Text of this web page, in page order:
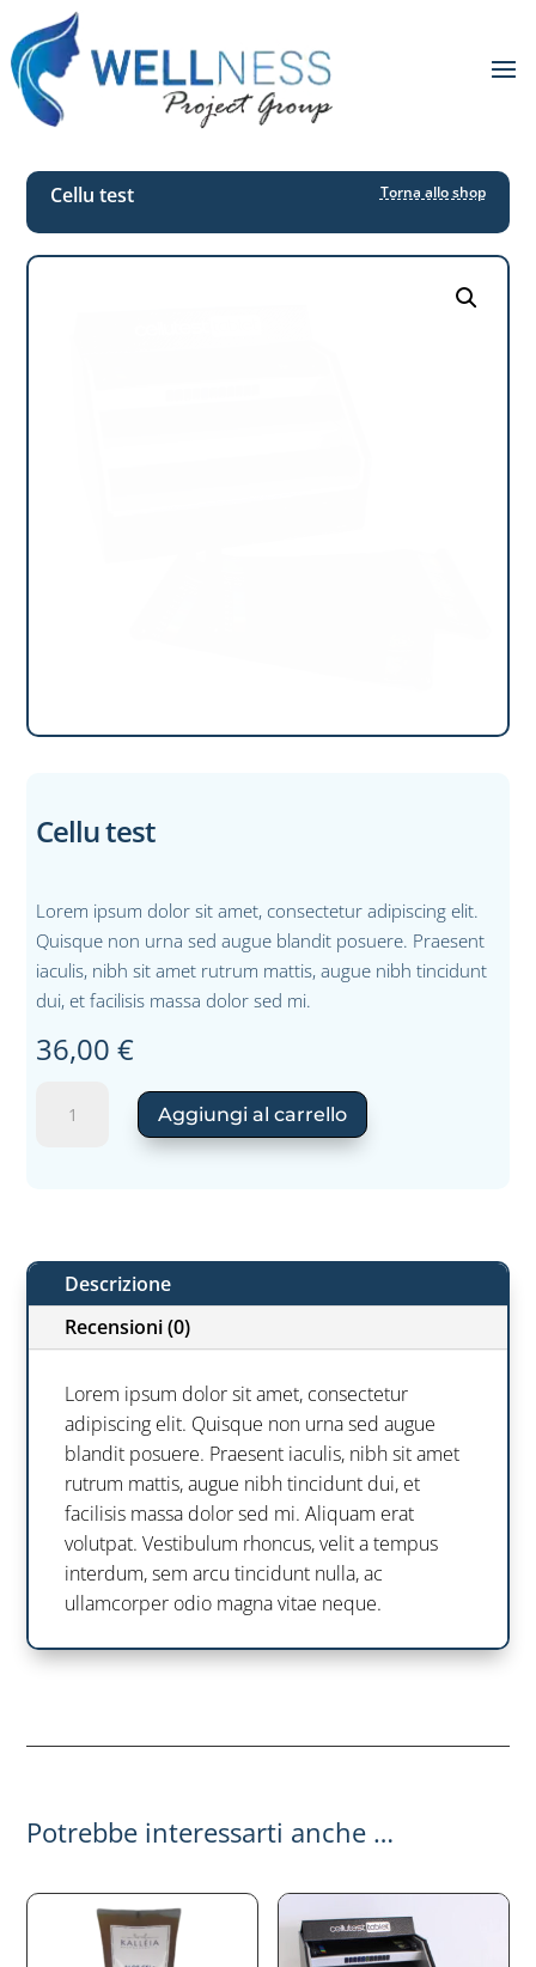
Cellu test Torna allo shop
Cellu test
Lorem ipsum dolor sit amet, consectetur adipiscing elit.
Quisque non urna sed augue blandit posuere. Praesent
iaculis, nibh sit amet rutrum mattis, augue nibh tincidunt
dui, et facilisis massa dolor sed mi.
36,00€
Aggiungi al carrello
Descrizione
Recensioni (0)
Lorem ipsum dolor sit amet, consectetur
adipiscing elit. Quisque non urna sed augue
blandit posuere. Praesent iaculis, nibh sit amet
rutrum mattis, augue nibh tincidunt dui, et
facilisis massa dolor sed mi. Aliquam erat
volutpat. Vestibulum rhoncus, velit a tempus
interdum, sem arcu tincidunt nulla, ac
ullamcorper odio magna vitae neque.
Potrebbe interessarti anche …